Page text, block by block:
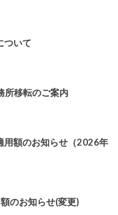
ついて
所移転のご案内
用額のお知らせ（2026年
のお知らせ(変更)